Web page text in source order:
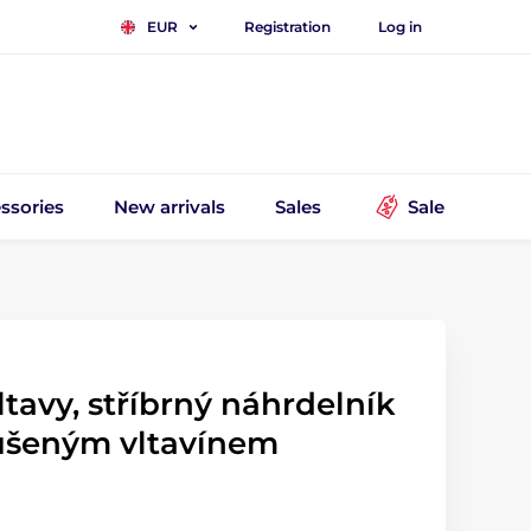
EUR Registration Log in
New arrivals Sales Sale
stříbrný náhrdelník
vltavínem